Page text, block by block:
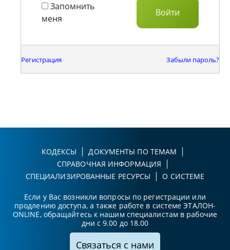
Запомнить
меня
Регистрация Забыли пароль?
КОДЕКСЫ
ДОКУМЕНТЫ ПО ТЕМАМ
СПРАВОЧНАЯ ИНФОРМАЦИЯ
СПЕЦИАЛИЗИРОВАННЫЕ РЕСУРСЫ
О СИСТЕМЕ
Если у Вас возникли вопросы по регистрации или
продлению доступа, а также работе в системе ЭТАЛОН-
ONLINE, обращайтесь к нашим специалистам в рабочие
дни с 9.00 до 18.00
Связаться с нами